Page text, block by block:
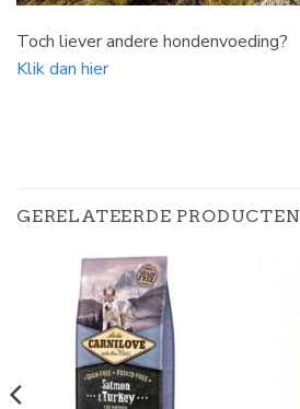
Toch liever andere hondenvoeding?
Klik dan hier
GERELATEERDE PRODUCTEN